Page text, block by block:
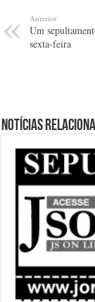
Anterior
Um
sexta-feira
Notícias